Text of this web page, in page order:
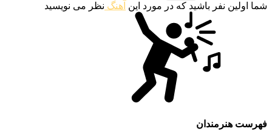
شما اولین نفر باشید که در مورد این آهنگ نظر می نویسید
فهرست هنرمندان